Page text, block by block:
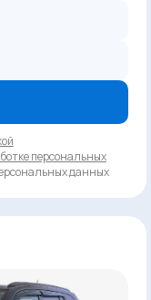
персональных
данных